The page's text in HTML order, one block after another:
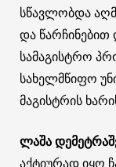
სწავლობდა
და
სამაგისტრო
სახელმწიფო
მაგისტრის
ლაშა
აქტიურად იყო